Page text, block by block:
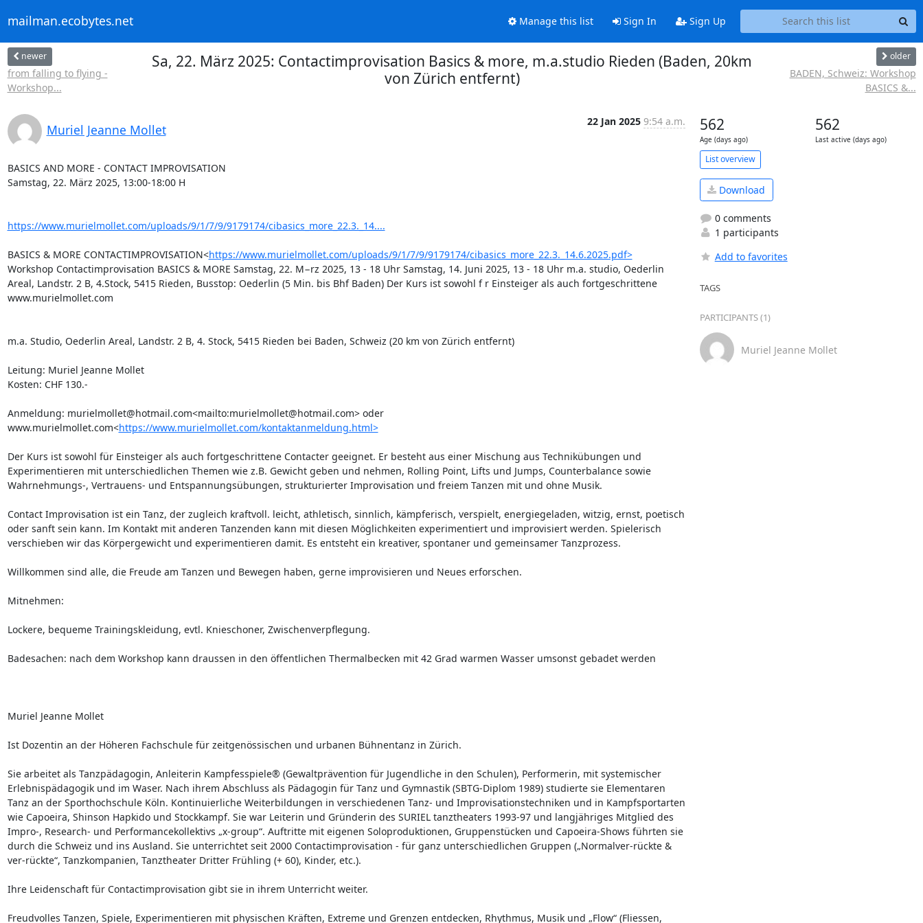
mailman.ecobytes.net Manage this list Sign In Sign Up
newer
from falling to flying -
Workshop...
Sa, 22. März 2025: Contactimprovisation Basics & more, m.a.studio Rieden (Baden, 20km
von Zürich entfernt)
older
BADEN, Schweiz: Workshop
BASICS &...
Muriel Jeanne Mollet
22 Jan 2025 9:54 a.m.
BASICS AND MORE - CONTACT IMPROVISATION
Samstag, 22. März 2025, 13:00-18:00 H
https://www.murielmollet.com/uploads/9/1/7/9/9179174/cibasics_more_22.3._14....
BASICS & MORE CONTACTIMPROVISATION<https://www.murielmollet.com/uploads/9/1/7/9/9179174/cibasics_more_22.3._14.6.2025.pdf>
Workshop Contactimprovisation BASICS & MORE Samstag, 22. M−rz 2025, 13 - 18 Uhr Samstag, 14. Juni 2025, 13 - 18 Uhr m.a. studio, Oederlin
Areal, Landstr. 2 B, 4.Stock, 5415 Rieden, Busstop: Oederlin (5 Min. bis Bhf Baden) Der Kurs ist sowohl f r Einsteiger als auch fortgeschrittene
www.murielmollet.com
m.a. Studio, Oederlin Areal, Landstr. 2 B, 4. Stock, 5415 Rieden bei Baden, Schweiz (20 km von Zürich entfernt)
Leitung: Muriel Jeanne Mollet
Kosten: CHF 130.-
Anmeldung: murielmollet@hotmail.com<mailto:murielmollet@hotmail.com> oder
www.murielmollet.com<https://www.murielmollet.com/kontaktanmeldung.html>
Der Kurs ist sowohl für Einsteiger als auch fortgeschrittene Contacter geeignet. Er besteht aus einer Mischung aus Technikübungen und
Experimentieren mit unterschiedlichen Themen wie z.B. Gewicht geben und nehmen, Rolling Point, Lifts und Jumps, Counterbalance sowie
Wahrnehmungs-, Vertrauens- und Entspannungsübungen, strukturierter Improvisation und freiem Tanzen mit und ohne Musik.
Contact Improvisation ist ein Tanz, der zugleich kraftvoll. leicht, athletisch, sinnlich, kämpferisch, verspielt, energiegeladen, witzig, ernst, poetisch
oder sanft sein kann. Im Kontakt mit anderen Tanzenden kann mit diesen Möglichkeiten experimentiert und improvisiert werden. Spielerisch
verschieben wir das Körpergewicht und experimentieren damit. Es entsteht ein kreativer, spontaner und gemeinsamer Tanzprozess.
Willkommen sind alle, die Freude am Tanzen und Bewegen haben, gerne improvisieren und Neues erforschen.
Mitnehmen:
Lockere, bequeme Trainingskleidung, evtl. Knieschoner, Zwischenverpflegung.
Badesachen: nach dem Workshop kann draussen in den öffentlichen Thermalbecken mit 42 Grad warmen Wasser umsonst gebadet werden
Muriel Jeanne Mollet
Ist Dozentin an der Höheren Fachschule für zeitgenössischen und urbanen Bühnentanz in Zürich.
Sie arbeitet als Tanzpädagogin, Anleiterin Kampfesspiele® (Gewaltprävention für Jugendliche in den Schulen), Performerin, mit systemischer
Erlebnispädagogik und im Waser. Nach ihrem Abschluss als Pädagogin für Tanz und Gymnastik (SBTG-Diplom 1989) studierte sie Elementaren
Tanz an der Sporthochschule Köln. Kontinuierliche Weiterbildungen in verschiedenen Tanz- und Improvisationstechniken und in Kampfsportarten
wie Capoeira, Shinson Hapkido und Stockkampf. Sie war Leiterin und Gründerin des SURIEL tanztheaters 1993-97 und langjähriges Mitglied des
Impro-, Research- und Performancekollektivs „x-group“. Auftritte mit eigenen Soloproduktionen, Gruppenstücken und Capoeira-Shows führten sie
durch die Schweiz und ins Ausland. Sie unterrichtet seit 2000 Contactimprovisation - für ganz unterschiedlichen Gruppen („Normalver-rückte &
ver-rückte“, Tanzkompanien, Tanztheater Dritter Frühling (+ 60), Kinder, etc.).
Ihre Leidenschaft für Contactimprovisation gibt sie in ihrem Unterricht weiter.
Freudvolles Tanzen, Spiele, Experimentieren mit physischen Kräften, Extreme und Grenzen entdecken, Rhythmus, Musik und „Flow“ (Fliessen,
562
Age (days ago)
562
Last active (days ago)
List overview
Download
0 comments
1 participants
Add to favorites
TAGS
PARTICIPANTS (1)
Muriel Jeanne Mollet